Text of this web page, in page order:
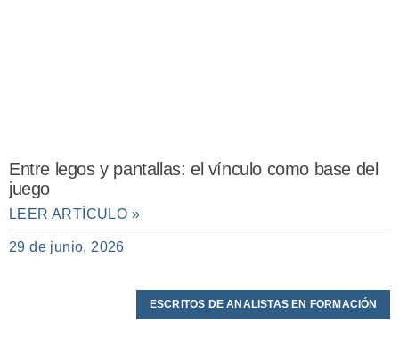
Entre legos y pantallas: el vínculo como base del
juego
LEER ARTÍCULO »
29 de junio, 2026
ESCRITOS DE ANALISTAS EN FORMACIÓN